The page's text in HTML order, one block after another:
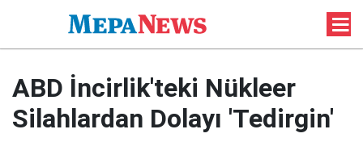
ABD İncirlik'teki Nükleer
Silahlardan Dolayı 'Tedirgin'